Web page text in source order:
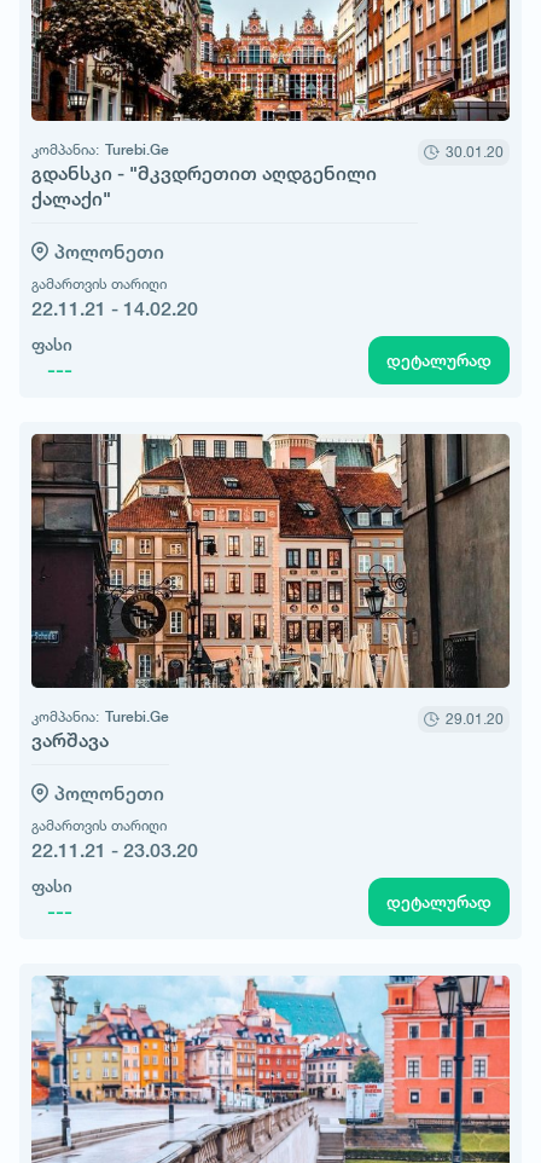
კომპანია: Turebi.Ge
გდანსკი - "მკვდრეთით აღდგენილი
ქალაქი"
30.01.20
პოლონეთი
გამართვის თარიღი
22.11.21 - 14.02.20
ფასი
--- დეტალურად
კომპანია: Turebi.Ge
ვარშავა
29.01.20
პოლონეთი
გამართვის თარიღი
22.11.21 - 23.03.20
ფასი
--- დეტალურად